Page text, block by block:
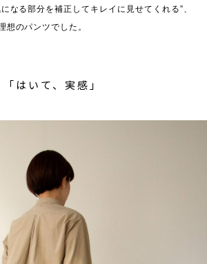
なる部分を補正してキレイに見せてくれる”、
想のパンツでした。
「はいて、実感」